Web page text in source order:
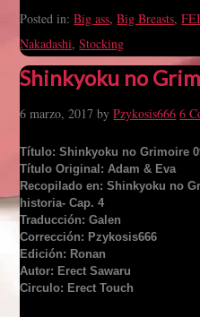
Posted in:Big ass,Big Breasts,FEI
Nakadashi,Stocking
Shinkyoku no
6 marzo, 2017 byPzykosis666 6
Título: Shinkyoku no Grimoire
Título Original: Adam & Eva
Recopilado en: Shinkyoku no
historia- Cap. 4
Traducción: Galen
Corrección: Pzykosis666
Edición: Ronan
Autor: Erect Sawaru
Circulo: Erect Touch